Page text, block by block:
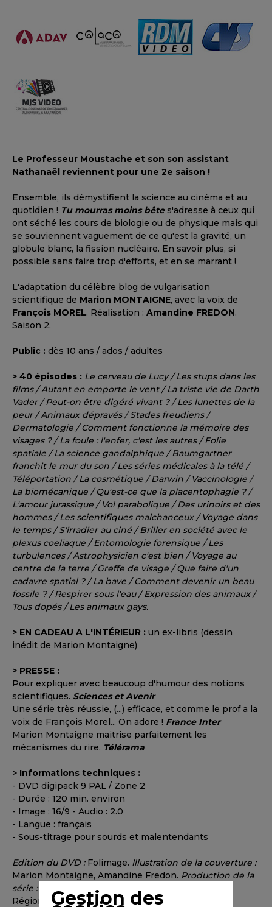
Le Professeur Moustache et son son assistant
Nathanaël reviennent pour une 2e saison !
Ensemble, ils démystifient la science au cinéma et au
quotidien ! Tu mourras moins bêtes'adresse à ceux qui
ont séché les cours de biologie ou de physique mais qui
se souviennent vaguement de ce qu'est la gravité, un
globule blanc, la fission nucléaire. En savoir plus, si
possible sans faire trop d'efforts, et en se marrant !
L'adaptation du célèbre blog de vulgarisation
scientifique de Marion MONTAIGNE, avec la voix de
François MOREL. Réalisation : Amandine FREDON.
Saison 2.
Public : dès 10 ans / ados / adultes
> 40 épisodes : Le cerveau de Lucy / Les stups dans les
films / Autant en emporte le vent / La triste vie de Darth
Vader / Peut-on être digéré vivant ? / Les lunettes de la
peur / Animaux dépravés / Stades freudiens /
Dermatologie / Comment fonctionne la mémoire des
visages ? / La foule : l'enfer, c'est les autres / Folie
spatiale / La science gandalphique / Baumgartner
franchit le mur du son / Les séries médicales à la télé /
Téléportation / La cosmétique / Darwin / Vaccinologie /
La biomécanique / Qu'est-ce que la placentophagie ? /
L'amour jurassique / Vol parabolique / Des urinoirs et des
hommes / Les scientifiques malchanceux / Voyage dans
le temps / S'irradier au ciné / Briller en société avec le
plexus coeliaque / Entomologie forensique / Les
turbulences / Astrophysicien c'est bien / Voyage au
centre de la terre / Greffe de visage / Que faire d'un
cadavre spatial ? / La bave / Comment devenir un beau
fossile ? / Respirer sous l'eau / Expression des animaux /
Tous dopés / Les animaux gays.
> EN CADEAU A L'INTÉRIEUR : un ex-libris (dessin
inédit de Marion Montaigne)
> PRESSE :
Pour expliquer avec beaucoup d'humour des notions
scientifiques. Sciences et Avenir
Une série très réussie, (...) efficace, et comme le prof a la
voix de François Morel... On adore ! France Inter
Marion Montaigne maitrise parfaitement les
mécanismes du rire. Télérama
> Informations techniques :
- DVD digipack 9 PAL / Zone 2
- Durée : 120 min. environ
- Image : 16/9 - Audio : 2.0
- Langue : français
- Sous-titrage pour sourds et malentendants
Edition du DVD :Folimage. Illustration de la couverture :
Marion Montaigne, Amandine Fredon. Production de la
série :Folimage, Ex Nihilo, Arte France. Avec : CNC,
Région Rhône-Alpes, SofiTVciné, Procirep Angoa.
Gestion des